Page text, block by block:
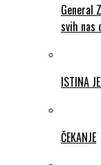
General
svih nas
ISTINA
ČEKANJE